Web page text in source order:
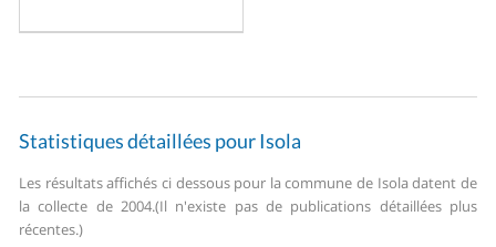
Statistiques détaillées pour Isola
Les résultats affichés ci dessous pour la commune de Isola datent de
la collecte de 2004.(Il n'existe pas de publications détaillées plus
récentes.)